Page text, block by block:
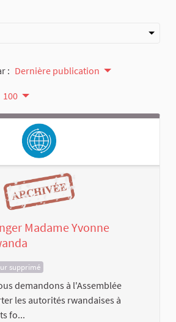
: Dernière publication
100
Madame Yvonne
supprimé
demandons à l'Assemblée
les autorités rwandaises à
fo...